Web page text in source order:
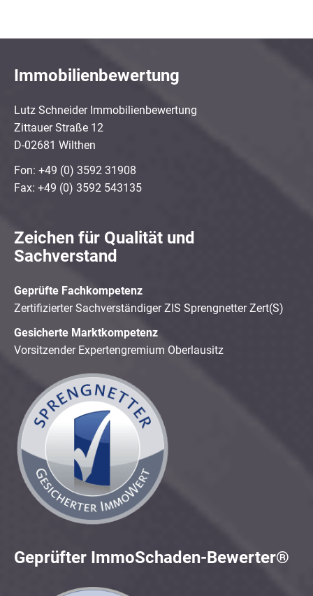
Immobilienbewertung
Lutz Schneider Immobilienbewertung
Zittauer Straße 12
D-02681 Wilthen
Fon: +49 (0) 3592 31908
Fax: +49 (0) 3592 543135
Zeichen für Qualität und
Sachverstand
Geprüfte Fachkompetenz
Zertifizierter Sachverständiger ZIS Sprengnetter Zert(S)
Gesicherte Marktkompetenz
Vorsitzender Expertengremium Oberlausitz
Geprüfter ImmoSchaden-Bewerter®